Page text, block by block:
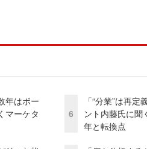
年はボー
マーケタ
6
「“分業”は再
ント内藤氏に聞
年と転換点